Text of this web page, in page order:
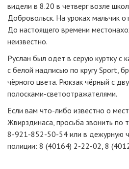
видели в 8.20 в четверг возле
Добровольск. На уроках мальчик
До настоящего времени
неизвестно.
Руслан был одет в серую куртку
с белой надписью по кругу Sport,
чёрного цвета. Рюкзак чёрный с
полосками-светоотражателями.
Если вам что-либо известно о
Жвирздинаса, просьба звонить по
8-921-852-50-54 или в дежурную
полиции: 8 (40164) 2-22-02, 8